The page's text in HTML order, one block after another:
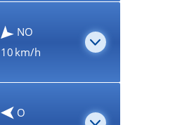
NO
10 km/h
O